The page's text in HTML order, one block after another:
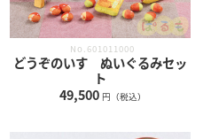
No.601011000
どうぞのいす ぬいぐるみセッ
ト
49,500 円（税込）